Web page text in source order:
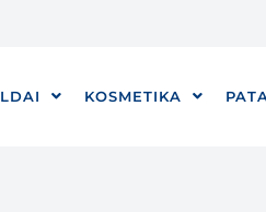
KOSMETIKA